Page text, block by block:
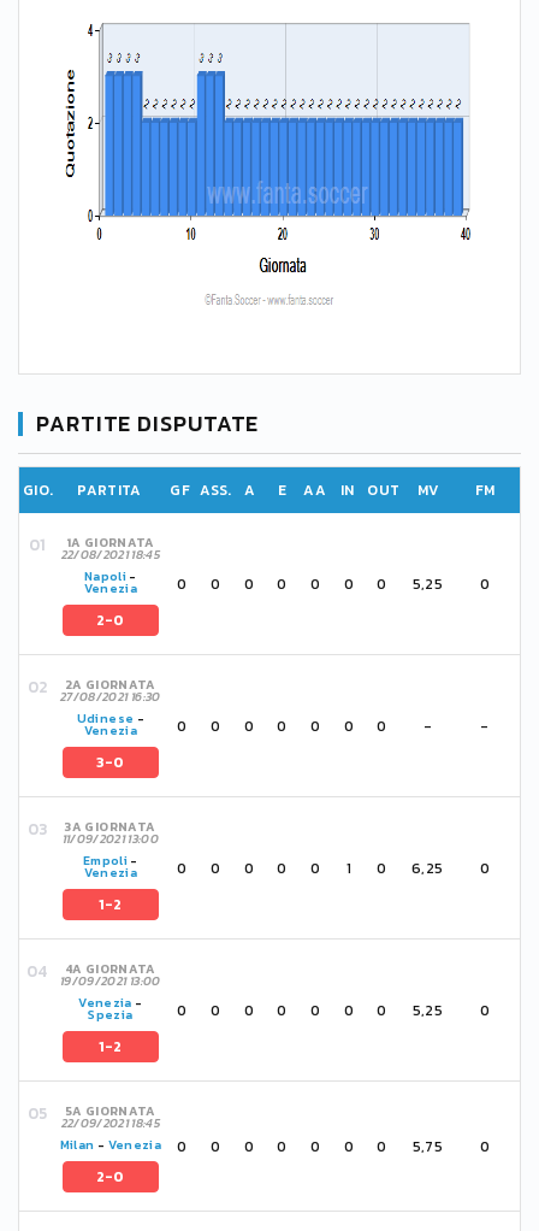
PARTITE DISPUTATE
GIO. PARTITA GF ASS. A E AA IN OUT MV FM
1A GIORNATA
22/08/2021 18:45
Napoli -
Venezia
2-0
0 0 0 0 0 0 0 5,25 0
2A GIORNATA
27/08/2021 16:30
Udinese -
Venezia
3-0
0 0 0 0 0 0 0 - -
3A GIORNATA
11/09/2021 13:00
Empoli -
Venezia
1-2
0 0 0 0 0 1 0 6,25 0
4A GIORNATA
19/09/2021 13:00
Venezia -
Spezia
1-2
0 0 0 0 0 0 0 5,25 0
5A GIORNATA
22/09/2021 18:45
Milan - Venezia
2-0
0 0 0 0 0 0 0 5,75 0